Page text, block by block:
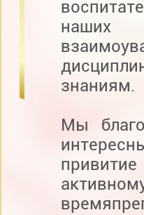
знаниям.
Мы